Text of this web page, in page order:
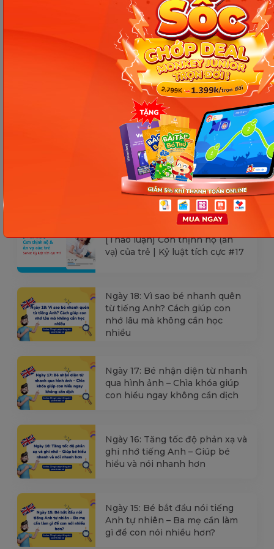
kiểm tra lại qua các kênh chính thức hoặc liên
hệ trực tiếp với đơn vị liên quan để nắm bắt
Các Bài Viết Mới Nhất
[Thảo luận] Cơn thịnh nộ (ăn
vạ) của trẻ | Kỷ luật tích cực #17
Ngày 18: Vì sao bé nhanh quên
từ tiếng Anh? Cách giúp con
nhớ lâu mà không cần học
nhiều
Ngày 17: Bé nhận diện từ nhanh
qua hình ảnh – Chìa khóa giúp
con hiểu ngay không cần dịch
Ngày 16: Tăng tốc độ phản xạ và
ghi nhớ tiếng Anh – Giúp bé
hiểu và nói nhanh hơn
Ngày 15: Bé bắt đầu nói tiếng
Anh tự nhiên – Ba mẹ cần làm
gì để con nói nhiều hơn?